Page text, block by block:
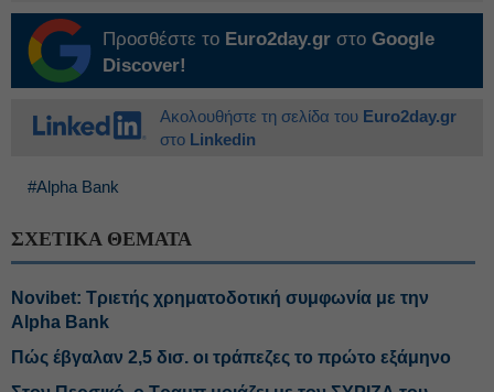
Προσθέστε το Euro2day.gr στο Google
Discover!
Ακολουθήστε τη σελίδα του Euro2day.gr
στο Linkedin
#Alpha Bank
ΣΧΕΤΙΚΑ ΘΕΜΑΤΑ
Novibet: Τριετής χρηματοδοτική συμφωνία με την
Alpha Bank
Πώς έβγαλαν 2,5 δισ. οι τράπεζες το πρώτο εξάμηνο